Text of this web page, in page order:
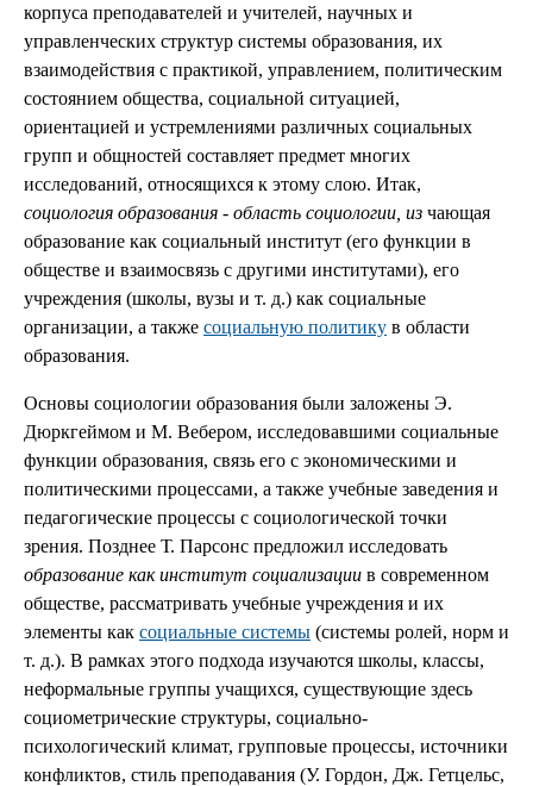
корпуса преподавателей и учителей, научных и
управленческих структур системы образования, их
взаимодействия с практикой, управлением, политическим
состоянием общества, социальной ситуацией,
ориентацией и устремлениями различных социальных
групп и общностей составляет предмет многих
исследований, относящихся к этому слою. Итак,
социология образования - область социологии, из чающая
образование как социальный институт (его функции в
обществе и взаимосвязь с другими институтами), его
учреждения (школы, вузы и т. д.) как социальные
организации, а также социальную политику в области
образования.
Основы социологии образования были заложены Э.
Дюркгеймом и М. Вебером, исследовавшими социальные
функции образования, связь его с экономическими и
политическими процессами, а также учебные заведения и
педагогические процессы с социологической точки
зрения. Позднее Т. Парсонс предложил исследовать
образование как институт социализации в современном
обществе, рассматривать учебные учреждения и их
элементы как социальные системы (системы ролей, норм и
т. д.). В рамках этого подхода изучаются школы, классы,
неформальные группы учащихся, существующие здесь
социометрические структуры, социально-
психологический климат, групповые процессы, источники
конфликтов, стиль преподавания (У. Гордон, Дж. Гетцельс,